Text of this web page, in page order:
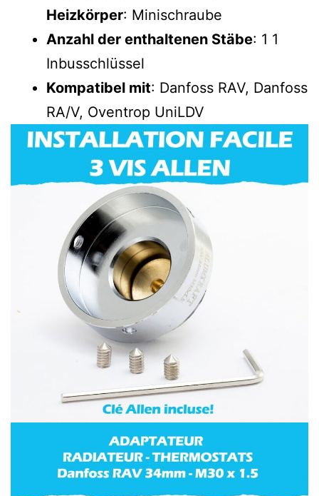
Heizkörper: Minischraube
Anzahl der enthaltenen Stäbe: 1 1
Inbusschlüssel
Kompatibel mit: Danfoss RAV, Danfoss
RA/V, Oventrop UniLDV